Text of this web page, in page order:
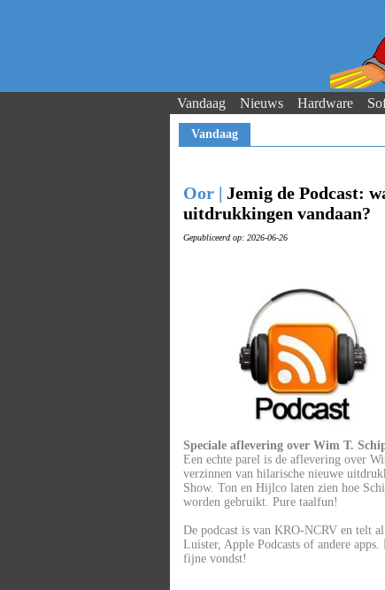
Vandaag Nieuws Hardware
Vandaag
Oor | Jemig de Podcast:
uitdrukkingen vandaan?
Gepubliceerd op: 2026-06-26
Speciale aflevering over Wim T.
Een echte parel is de aflevering over
verzinnen van hilarische nieuwe
Show. Ton en Hijlco laten zien hoe
worden gebruikt. Pure taalfun!
De podcast is van KRO-NCRV en telt
Luister, Apple Podcasts of andere
fijne vondst!